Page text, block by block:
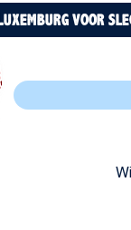
voor